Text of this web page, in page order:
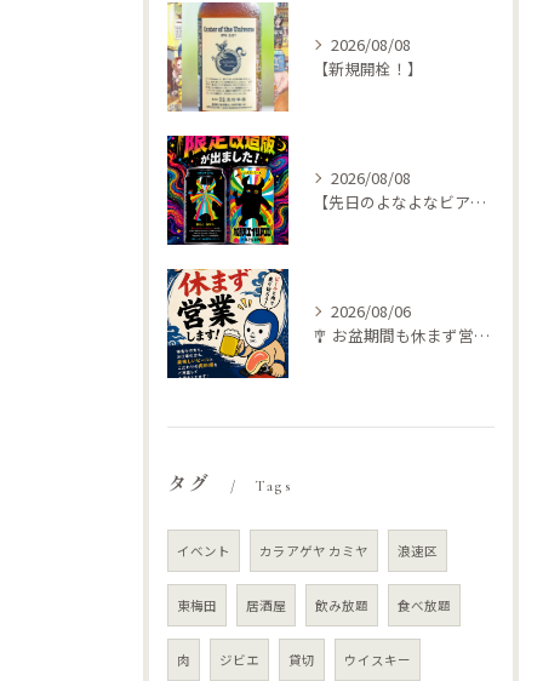
2026/08/08
【新規開栓！】
2026/08/08
【先日のよなよなビアライズで特別な🍺仕入れてきました
2026/08/06
🎐 お盆期間も休まず営業します！ 🍺🥩
タグ Tags
イベント カラアゲヤ カミヤ 浪速区
東梅田 居酒屋 飲み放題 食べ放題
肉 ジビエ 貸切 ウイスキー